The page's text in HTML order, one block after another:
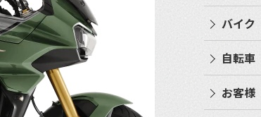
バイク
自転車
お客様